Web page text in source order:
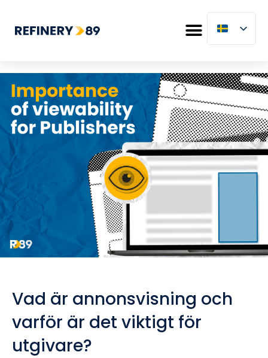
Vad är annonsvisning och
varför är det viktigt för
utgivare?